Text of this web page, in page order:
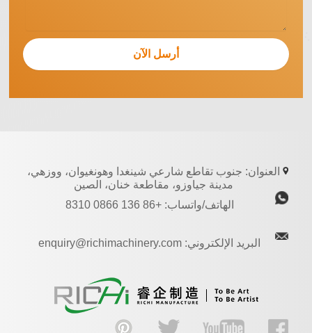
العنوان: جنوب تقاطع شارعي شينغدا وهونغيوان، ووزهي،
مدينة جياوزو، مقاطعة خنان، الصين
الهاتف/واتساب: +86 136 0866 8310
البريد الإلكتروني: enquiry@richimachinery.com